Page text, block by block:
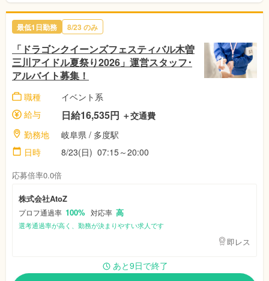
最低1日勤務 8/23 のみ
「ドラゴンクイーンズフェスティバル木曽
三川アイドル夏祭り2026」運営スタッフ･
アルバイト募集！
職種
イベント系
給与
日給16,535円 ＋交通費
勤務地
岐阜県 / 多度駅
日時
8/23(日) 07:15～20:00
応募倍率0.0倍
株式会社AtoZ
プロフ通過率 100% 対応率 高
選考通過率が高く、勤務が決まりやすい求人です
即レス
あと9日で終了